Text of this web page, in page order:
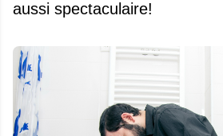
aussi spectaculaire!